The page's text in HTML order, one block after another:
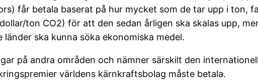
får betala baserat på hur mycket som de tar upp i ton,
ton CO2) för att den sedan årligen ska skalas upp,
ska kunna söka ekonomiska medel.
på andra områden och nämner särskilt den
världens kärnkraftsbolag måste betala.